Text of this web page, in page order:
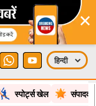
×
स्पोर्ट्स खेल